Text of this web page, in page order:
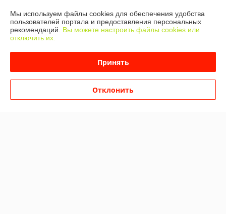
График работы
Полная версия сайта
Политика обработки cookies
Сайт создан на платформе Deal.by
Мы используем файлы cookies для обеспечения удобства
пользователей портала и предоставления персональных
рекомендаций. Вы можете настроить файлы cookies или
отключить их.
Принять
Отклонить